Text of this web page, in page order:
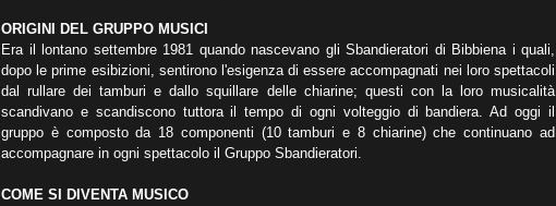
ORIGINI DEL GRUPPO MUSICI
Era il lontano settembre 1981 quando nascevano gli Sbandieratori di Bibbiena i quali,
dopo le prime esibizioni, sentirono l'esigenza di essere accompagnati nei loro spettacoli
dal rullare dei tamburi e dallo squillare delle chiarine; questi con la loro musicalità
scandivano e scandiscono tuttora il tempo di ogni volteggio di bandiera. Ad oggi il
gruppo è composto da 18 componenti (10 tamburi e 8 chiarine) che continuano ad
accompagnare in ogni spettacolo il Gruppo Sbandieratori.
COME SI DIVENTA MUSICO